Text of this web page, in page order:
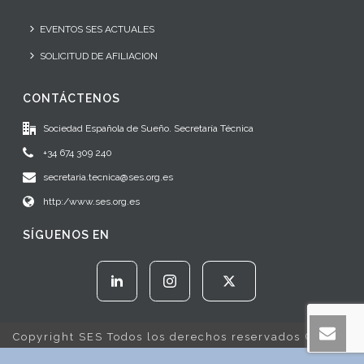
EVENTOS SES ACTUALES
SOLICITUD DE AFILIACION
CONTÁCTENOS
Sociedad Española de Sueño. Secretaría Técnica
+34 674 309 240
secretaria.tecnica@ses.org.es
http:/www.ses.org.es
SÍGUENOS EN
Copyright SES Todos los derechos reservados © 2022